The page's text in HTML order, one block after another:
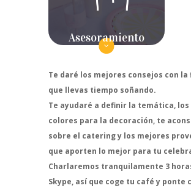
Asesoramiento
Te daré los mejores consejos con la
que llevas tiempo soñando.
Te ayudaré a definir la temática,
colores para la decoración, te
sobre el catering y los mejores
que aporten lo mejor para tu
Charlaremos tranquilamente 3
Skype, así que coge tu café y ponte